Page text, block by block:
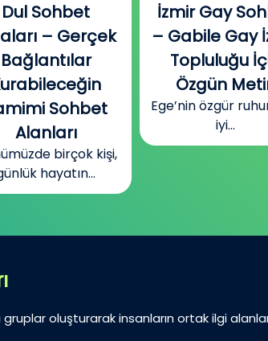
Dul Sohbet
– Gerçek
Bağlantılar
Sohbet
Alanları
birçok kişi,
hayatın...
İzmir Gay
– Gabile Gay
Topluluğu
Özgün
Ege’nin özgür
iyi...
oluşturarak insanların ortak ilgi